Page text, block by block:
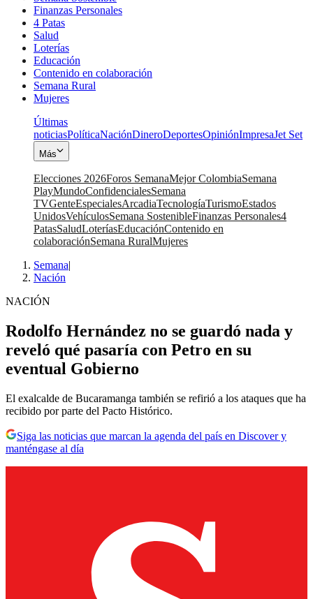
Finanzas Personales
4 Patas
Salud
Loterías
Educación
Contenido en colaboración
Semana Rural
Mujeres
Últimas
noticiasPolíticaNaciónDineroDeportesOpiniónImpresaJet Set
Más
Elecciones 2026Foros SemanaMejor ColombiaSemana
PlayMundoConfidencialesSemana
TVGenteEspecialesArcadiaTecnologíaTurismoEstados
UnidosVehículosSemana SostenibleFinanzas Personales4
PatasSaludLoteríasEducaciónContenido en
colaboraciónSemana RuralMujeres
Semana|
Nación
NACIÓN
Rodolfo Hernández no se guardó nada y
reveló qué pasaría con Petro en su
eventual Gobierno
El exalcalde de Bucaramanga también se refirió a los ataques que ha
recibido por parte del Pacto Histórico.
Siga las noticias que marcan la agenda del país en Discover y
manténgase al día